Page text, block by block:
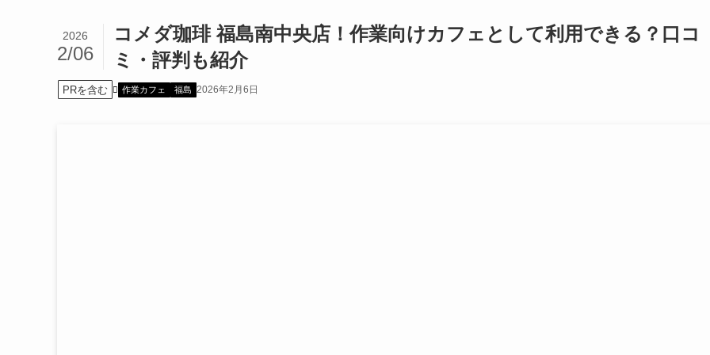
コメダ珈琲 福島南中央店！作業向けカフェとして利用できる？口コ
ミ・評判も紹介
2026
2/06
PRを含む 作業カフェ 福島 2026年2月6日